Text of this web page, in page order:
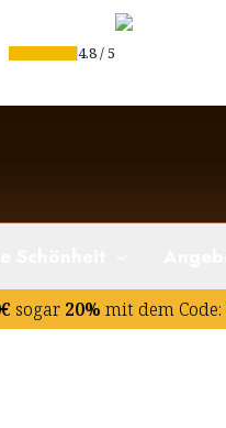
4.8/5
sogar 20% mit dem Code: